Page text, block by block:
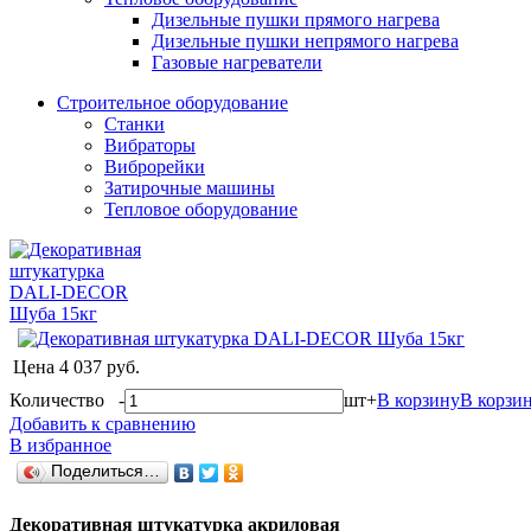
Дизельные пушки прямого нагрева
Дизельные пушки непрямого нагрева
Газовые нагреватели
Строительное оборудование
Станки
Вибраторы
Виброрейки
Затирочные машины
Тепловое оборудование
Цена 4 037 руб.
Количество - шт+В корзинуВ
Добавить к сравнению
В избранное
Поделиться…
Декоративная штукатурка акриловая